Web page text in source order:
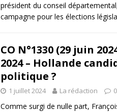
président du conseil
campagne pour les élections
CO N°1330 (29 juin
2024 – Hollande
politique ?
1 juillet 2024 La rédaction 0
Comme surgi de nulle part,